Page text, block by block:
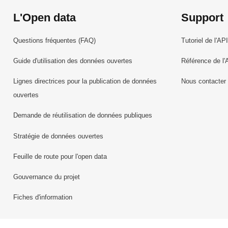
L'Open data
Questions fréquentes (FAQ)
Guide d'utilisation des données ouvertes
Lignes directrices pour la publication de données
ouvertes
Demande de réutilisation de données publiques
Stratégie de données ouvertes
Feuille de route pour l'open data
Gouvernance du projet
Fiches d'information
Support
Tutoriel de l'API
Référence de
Nous contacter